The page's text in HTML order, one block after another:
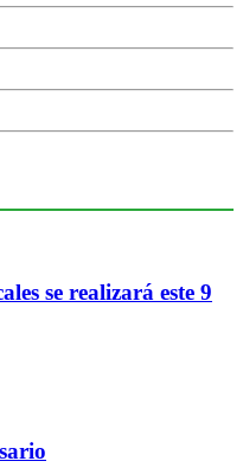
se realizará este 9